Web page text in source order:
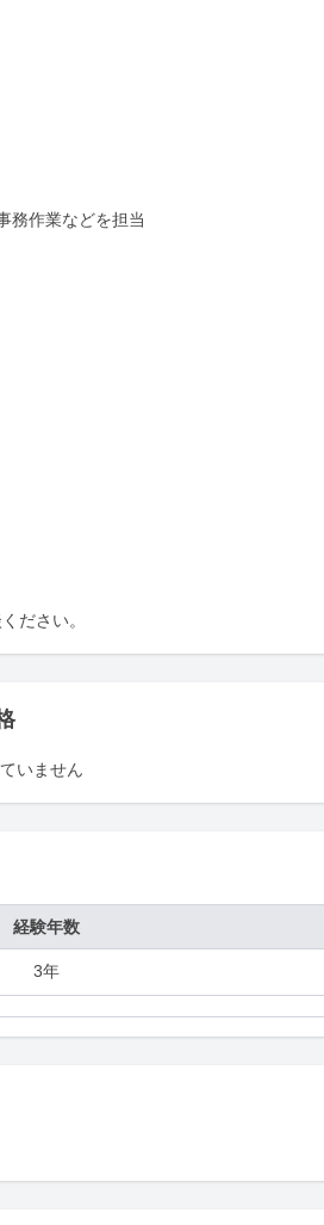
務作業などを担当
ださい。
いません
経験年数
3年